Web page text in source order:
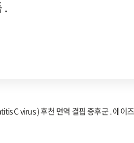
.
C virus ) 후천 면역 결핍 증후군 . 에이